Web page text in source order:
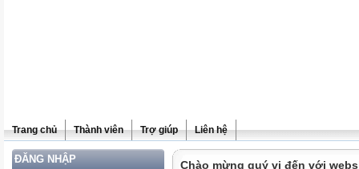
Trang chủ Thành viên Trợ giúp Liên hệ
ĐĂNG NHẬP Chào mừng quý vị đến với